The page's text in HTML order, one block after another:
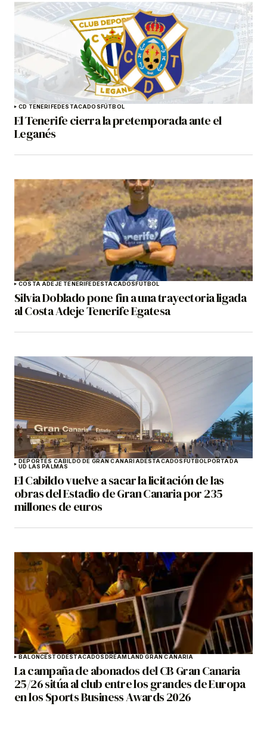
CD TENERIFEDESTACADOSFÚTBOL
El Tenerife cierra la pretemporada ante el
Leganés
COSTA ADEJE TENERIFEDESTACADOSFÚTBOL
Silvia Doblado pone fin a una trayectoria ligada
al Costa Adeje Tenerife Egatesa
DEPORTES CABILDO DE GRAN CANARIADESTACADOSFÚTBOLPORTADA
UD LAS PALMAS
El Cabildo vuelve a sacar la licitación de las
obras del Estadio de Gran Canaria por 235
millones de euros
BALONCESTODESTACADOSDREAMLAND GRAN CANARIA
La campaña de abonados del CB Gran Canaria
25/26 sitúa al club entre los grandes de Europa
en los Sports Business Awards 2026